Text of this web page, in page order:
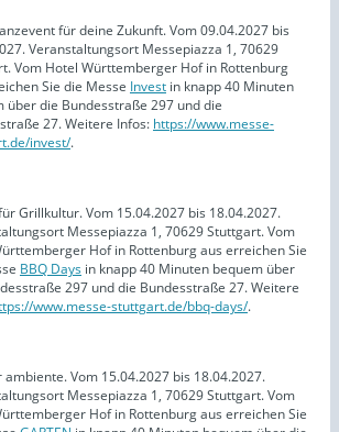
für deine Zukunft. Vom 09.04.2027 bis
Veranstaltungsort Messepiazza 1, 70629
Vom Hotel Württemberger Hof in Rottenburg
Sie die Messe Invest in knapp 40 Minuten
über die Bundesstraße 297 und die
27. Weitere Infos: https://www.messe-
invest/.
Grillkultur. Vom 15.04.2027 bis 18.04.2027.
Messepiazza 1, 70629 Stuttgart. Vom
Hof in Rottenburg aus erreichen Sie
BBQ Days in knapp 40 Minuten bequem über
297 und die Bundesstraße 27. Weitere
www.messe-stuttgart.de/bbq-days/.
ambiente. Vom 15.04.2027 bis 18.04.2027.
Messepiazza 1, 70629 Stuttgart. Vom
Hof in Rottenburg aus erreichen Sie